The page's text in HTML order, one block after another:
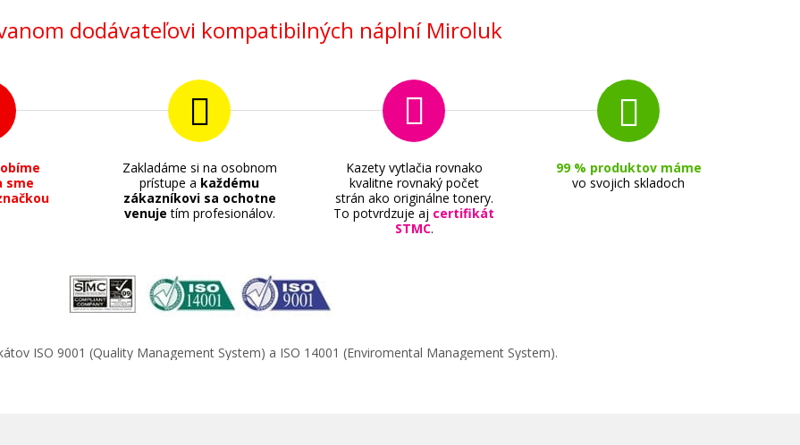
Kompatibilná náplň
6,90 €
Sada kompatibilných náplní s Canon PGI-
Súprava kompatibilných náplní
dodávateľovi kompatibilných náplní Miroluk
sme
Zakladáme si na osobnom
prístupe a každému
zákazníkovi sa ochotne
venuje tím profesionálov.
Kazety vytlačia rovnako
kvalitne rovnaký počet
strán ako originálne tonery.
To potvrdzuje aj certifikát
STMC.
99 % produktov máme
vo svojich skladoch
ISO 9001 (Quality Management System) a ISO 14001 (Enviromental Management System).